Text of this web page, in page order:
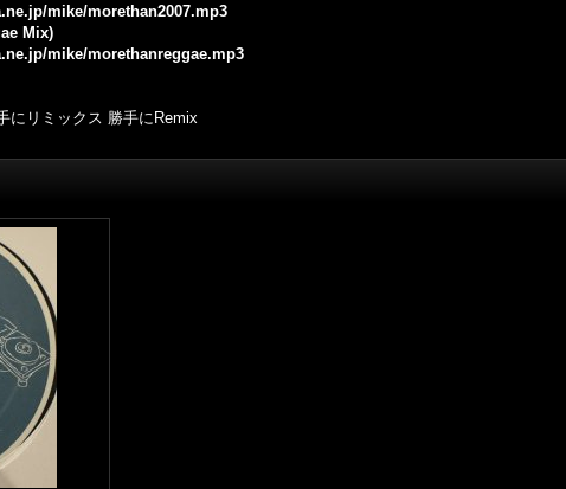
mike/morethan2007.mp3
Mix)
mike/morethanreggae.mp3
にリミックス 勝手にRemix